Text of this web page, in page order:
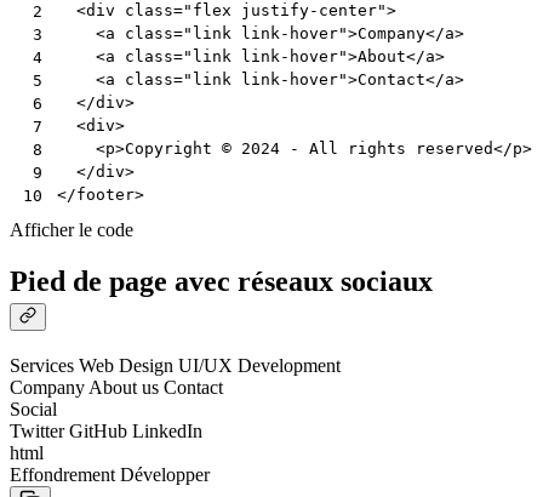
2
3
4
5
6
7
8
9
10
<div class="flex justify-center">
<a class="link link-hover">Company</a>
<a class="link link-hover">About</a>
<a class="link link-hover">Contact</a>
</div>
<div>
<p>Copyright © 2024 - All rights reserved</p>
</div>
</footer>
Afficher le code
Pied de page avec réseaux sociaux
Services Web Design UI/UX Development
Company About us Contact
Social
Twitter GitHub LinkedIn
html
Effondrement Développer